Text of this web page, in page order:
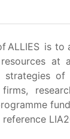
ALLIES is
resources
strategies
firms,
reference